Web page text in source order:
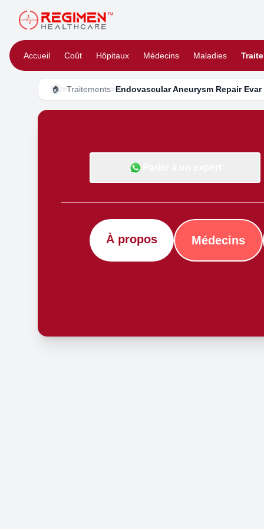
Accueil Coût Hôpitaux Médecins Maladies
🏠 >Traitements>Endovascular Aneurysm Repair Evar
À propos Médecins